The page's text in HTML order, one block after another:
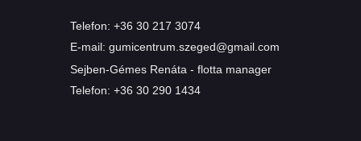
Telefon: +36 30 217 3074
E-mail: gumicentrum.szeged@gmail.com
Sejben-Gémes Renáta - flotta manager
Telefon: +36 30 290 1434